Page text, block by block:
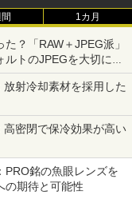
1カ月
？「RAW＋JPEG派」
トのJPEGを大切にす
射冷却素材を採用した
密閉で保冷効果が高い
PRO銘の魚眼レンズを
の期待と可能性